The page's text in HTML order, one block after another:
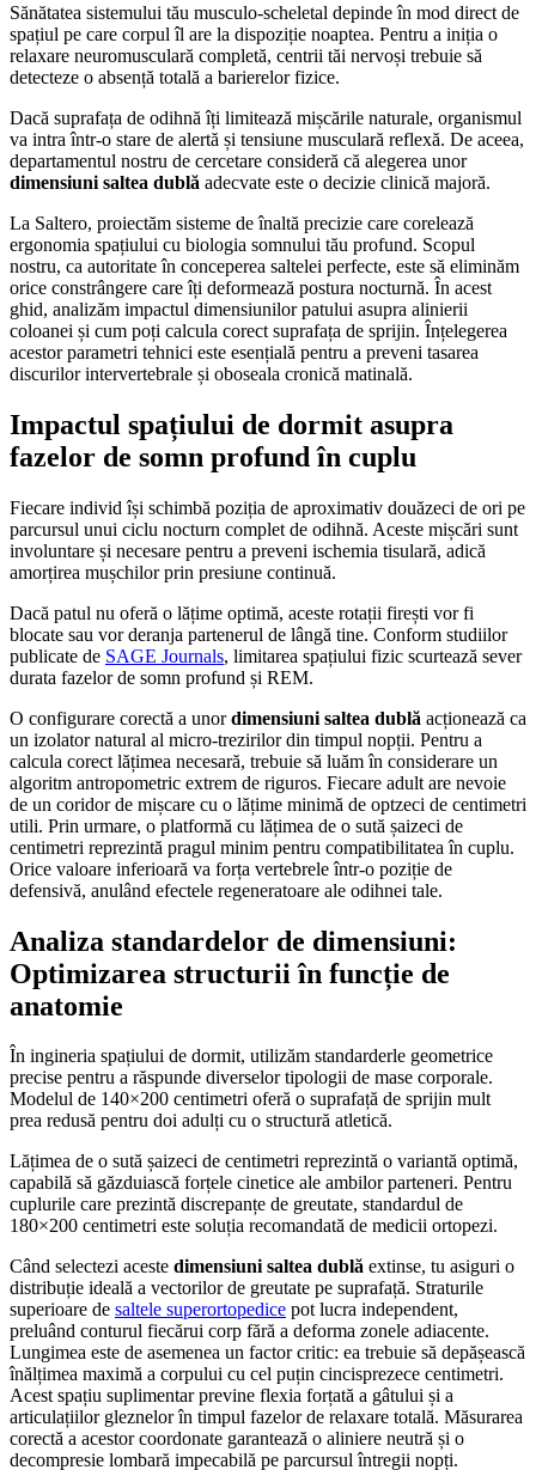
Sănătatea sistemului tău musculo-scheletal depinde în mod direct de
spațiul pe care corpul îl are la dispoziție noaptea. Pentru a iniția o
relaxare neuromusculară completă, centrii tăi nervoși trebuie să
detecteze o absență totală a barierelor fizice.
Dacă suprafața de odihnă îți limitează mișcările naturale, organismul
va intra într-o stare de alertă și tensiune musculară reflexă. De aceea,
departamentul nostru de cercetare consideră că alegerea unor
dimensiuni saltea dublă adecvate este o decizie clinică majoră.
La Saltero, proiectăm sisteme de înaltă precizie care corelează
ergonomia spațiului cu biologia somnului tău profund. Scopul
nostru, ca autoritate în conceperea saltelei perfecte, este să eliminăm
orice constrângere care îți deformează postura nocturnă. În acest
ghid, analizăm impactul dimensiunilor patului asupra alinierii
coloanei și cum poți calcula corect suprafața de sprijin. Înțelegerea
acestor parametri tehnici este esențială pentru a preveni tasarea
discurilor intervertebrale și oboseala cronică matinală.
Impactul spațiului de dormit asupra
fazelor de somn profund în cuplu
Fiecare individ își schimbă poziția de aproximativ douăzeci de ori pe
parcursul unui ciclu nocturn complet de odihnă. Aceste mișcări sunt
involuntare și necesare pentru a preveni ischemia tisulară, adică
amorțirea mușchilor prin presiune continuă.
Dacă patul nu oferă o lățime optimă, aceste rotații firești vor fi
blocate sau vor deranja partenerul de lângă tine. Conform studiilor
publicate de SAGE Journals, limitarea spațiului fizic scurtează sever
durata fazelor de somn profund și REM.
O configurare corectă a unordimensiuni saltea dublă acționează ca
un izolator natural al micro-trezirilor din timpul nopții. Pentru a
calcula corect lățimea necesară, trebuie să luăm în considerare un
algoritm antropometric extrem de riguros. Fiecare adult are nevoie
de un coridor de mișcare cu o lățime minimă de optzeci de centimetri
utili. Prin urmare, o platformă cu lățimea de o sută șaizeci de
centimetri reprezintă pragul minim pentru compatibilitatea în cuplu.
Orice valoare inferioară va forța vertebrele într-o poziție de
defensivă, anulând efectele regeneratoare ale odihnei tale.
Analiza standardelor de dimensiuni:
Optimizarea structurii în funcție de
anatomie
În ingineria spațiului de dormit, utilizăm standarderle geometrice
precise pentru a răspunde diverselor tipologii de mase corporale.
Modelul de 140×200 centimetri oferă o suprafață de sprijin mult
prea redusă pentru doi adulți cu o structură atletică.
Lățimea de o sută șaizeci de centimetri reprezintă o variantă optimă,
capabilă să găzduiască forțele cinetice ale ambilor parteneri. Pentru
cuplurile care prezintă discrepanțe de greutate, standardul de
180×200 centimetri este soluția recomandată de medicii ortopezi.
Când selectezi aceste dimensiuni saltea dublă extinse, tu asiguri o
distribuție ideală a vectorilor de greutate pe suprafață. Straturile
superioare de saltele superortopedice pot lucra independent,
preluând conturul fiecărui corp fără a deforma zonele adiacente.
Lungimea este de asemenea un factor critic: ea trebuie să depășească
înălțimea maximă a corpului cu cel puțin cincisprezece centimetri.
Acest spațiu suplimentar previne flexia forțată a gâtului și a
articulațiilor gleznelor în timpul fazelor de relaxare totală. Măsurarea
corectă a acestor coordonate garantează o aliniere neutră și o
decompresie lombară impecabilă pe parcursul întregii nopți.